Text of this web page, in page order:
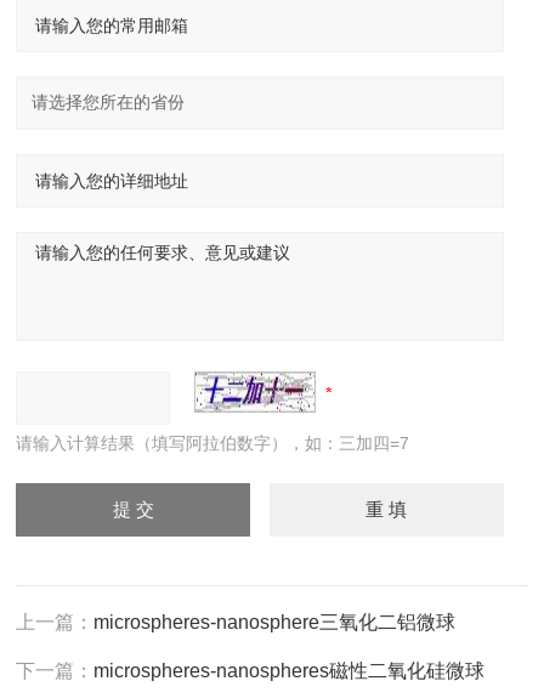
请输入计算结果（填写阿拉伯数字），如：三加四=7
上一篇： microspheres-nanosphere三氧化二铝微球
下一篇： microspheres-nanospheres磁性二氧化硅微球